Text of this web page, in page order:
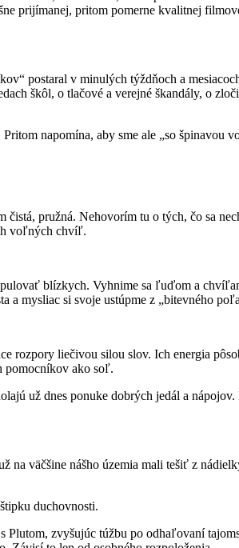
prijímanej, pritom pomerne kvalitnej
postaral v minulých týždňoch a
škôl, o tlačové a verejné škandály, o
napomína, aby sme ale „so
pružná. Nehovorím tu o tých, čo sa
voľných chvíľ.
blízkych. Vyhnime sa ľuďom a
a mysliac si svoje ustúpme z „bitevného
liečivou silou slov. Ich energia
pomocníkov ako soľ.
už dnes ponuke dobrých jedál a
väčšine nášho územia mali tešiť z
duchovnosti.
zvyšujúc túžbu po odhaľovaní